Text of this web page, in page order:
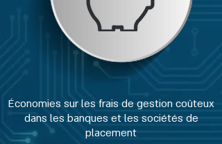
Économies sur les frais de gestion coûteux
dans les banques et les sociétés de
placement